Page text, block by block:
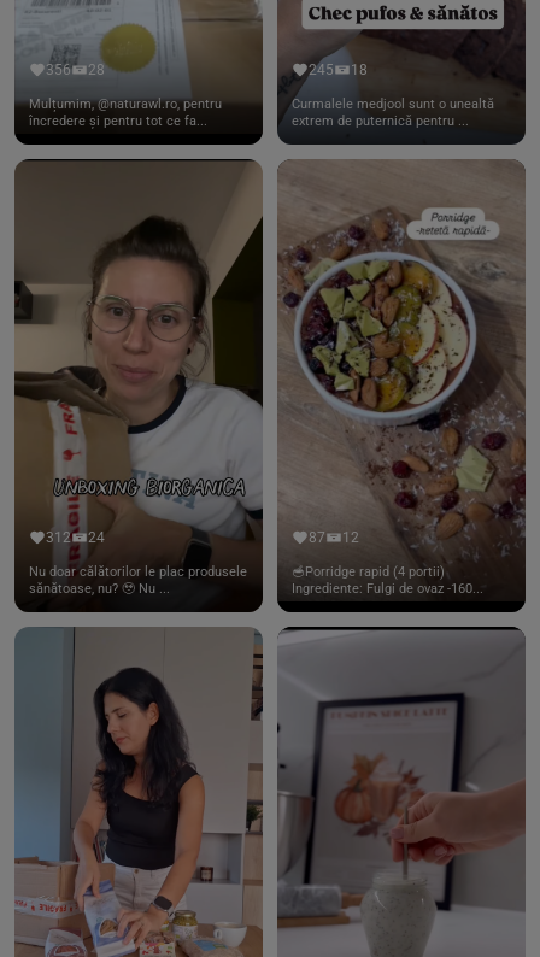
356 28
Mulțumim, @naturawl.ro, pentru
încredere și pentru tot ce fa...
245 18
Curmalele medjool sunt o unealtă
extrem de puternică pentru ...
312 24
Nu doar călătorilor le plac produsele
sănătoase, nu? 🥹 Nu ...
87 12
🥣Porridge rapid (4 portii)
Ingrediente: Fulgi de ovaz -160...